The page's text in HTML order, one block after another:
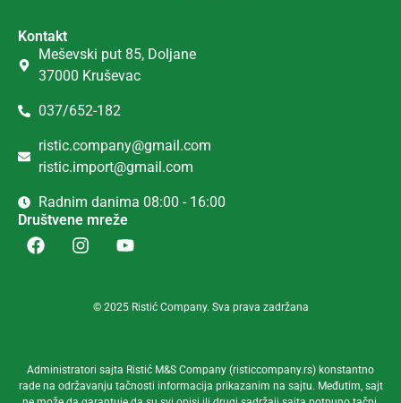
Kontakt
Meševski put 85, Doljane
37000 Kruševac
037/652-182
ristic.company@gmail.com
ristic.import@gmail.com
Radnim danima 08:00 - 16:00
Društvene mreže
© 2025 Ristić Company. Sva prava zadržana
Administratori sajta Ristić M&S Company (risticcompany.rs) konstantno
rade na održavanju tačnosti informacija prikazanim na sajtu. Međutim, sajt